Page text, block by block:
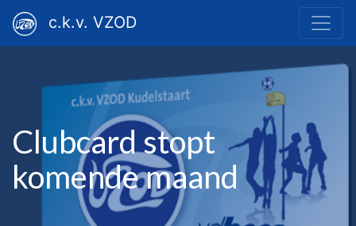
c.k.v. VZOD
Clubcard stopt
komende maand